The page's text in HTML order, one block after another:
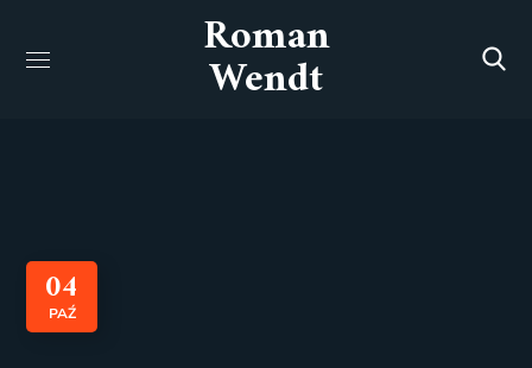
Roman
Wendt
04
PAŹ